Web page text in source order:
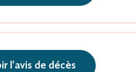
l'avis de décès